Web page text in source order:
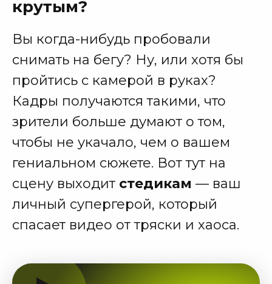
крутым?
Вы когда-нибудь пробовали
снимать на бегу? Ну, или хотя бы
пройтись с камерой в руках?
Кадры получаются такими, что
зрители больше думают о том,
чтобы не укачало, чем о вашем
гениальном сюжете. Вот тут на
сцену выходит стедикам — ваш
личный супергерой, который
спасает видео от тряски и хаоса.